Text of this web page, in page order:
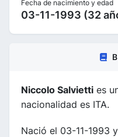
Fecha de nacimiento y edad
03-11-1993 (32
Niccolo Salvietti es
nacionalidad es ITA.
Nació el 03-11-1993